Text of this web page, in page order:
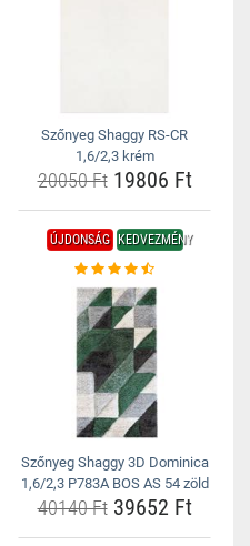
Szőnyeg Shaggy RS-CR
1,6/2,3 krém
20050 Ft19806 Ft
ÚJDONSÁG KEDVEZMÉNY
Szőnyeg Shaggy 3D Dominica
1,6/2,3 P783A BOS AS 54 zöld
40140 Ft39652 Ft